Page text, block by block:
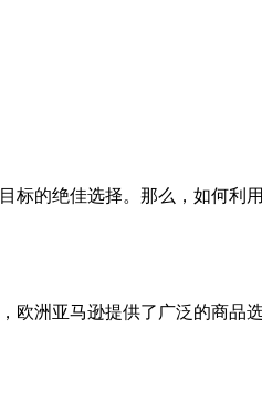
的绝佳选择。那么，如何利
洲亚马逊提供了广泛的商品